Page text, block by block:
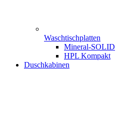
Waschtischplatten
Mineral-SOLID
HPL Kompakt
Duschkabinen